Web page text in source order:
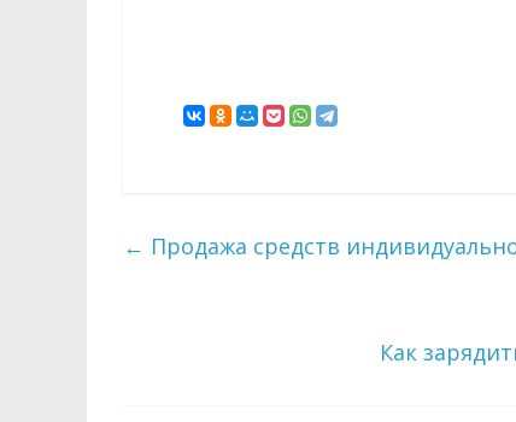
← Продажа средств
Как